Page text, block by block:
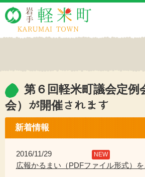
第６回軽米町議会定例
会）が開催されます
新着情報
2016/11/29 NEW
広報かるまい（PDFファイル形式）を